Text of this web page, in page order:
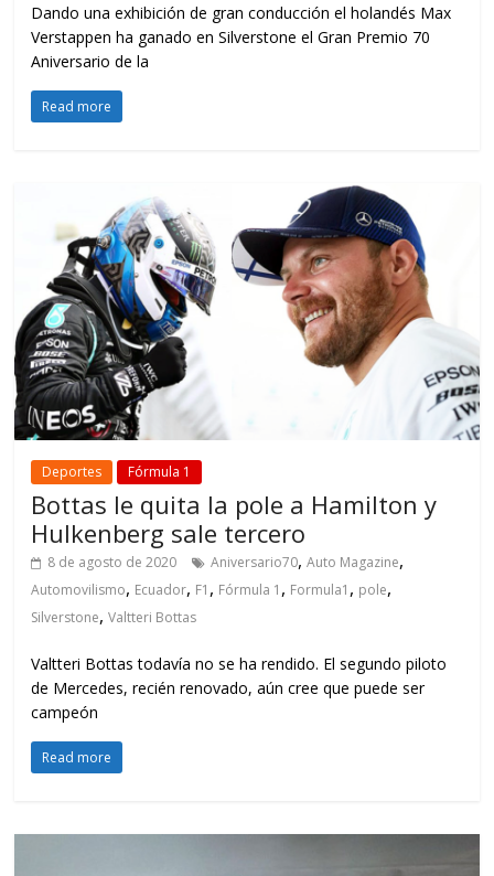
Dando una exhibición de gran conducción el holandés Max
Verstappen ha ganado en Silverstone el Gran Premio 70
Aniversario de la
Read more
Deportes Fórmula 1
Bottas le quita la pole a Hamilton y
Hulkenberg sale tercero
8 de agosto de 2020 Aniversario70,Auto Magazine,
Automovilismo, Ecuador, F1 , Fórmula 1 , Formula1 , pole,
Silverstone,Valtteri Bottas
Valtteri Bottas todavía no se ha rendido. El segundo piloto
de Mercedes, recién renovado, aún cree que puede ser
campeón
Read more